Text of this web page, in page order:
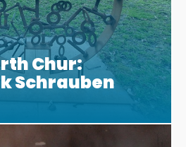
Chur:
Schrauben